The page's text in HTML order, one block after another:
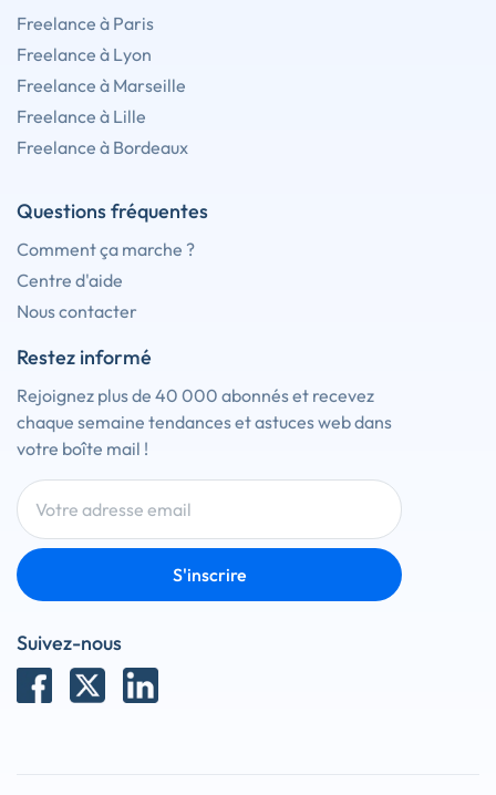
Freelance à Paris
Freelance à Lyon
Freelance à Marseille
Freelance à Lille
Freelance à Bordeaux
Questions fréquentes
Comment ça marche ?
Centre d'aide
Nous contacter
Restez informé
Rejoignez plus de 40 000 abonnés et recevez
chaque semaine tendances et astuces web dans
votre boîte mail !
S'inscrire
Suivez-nous